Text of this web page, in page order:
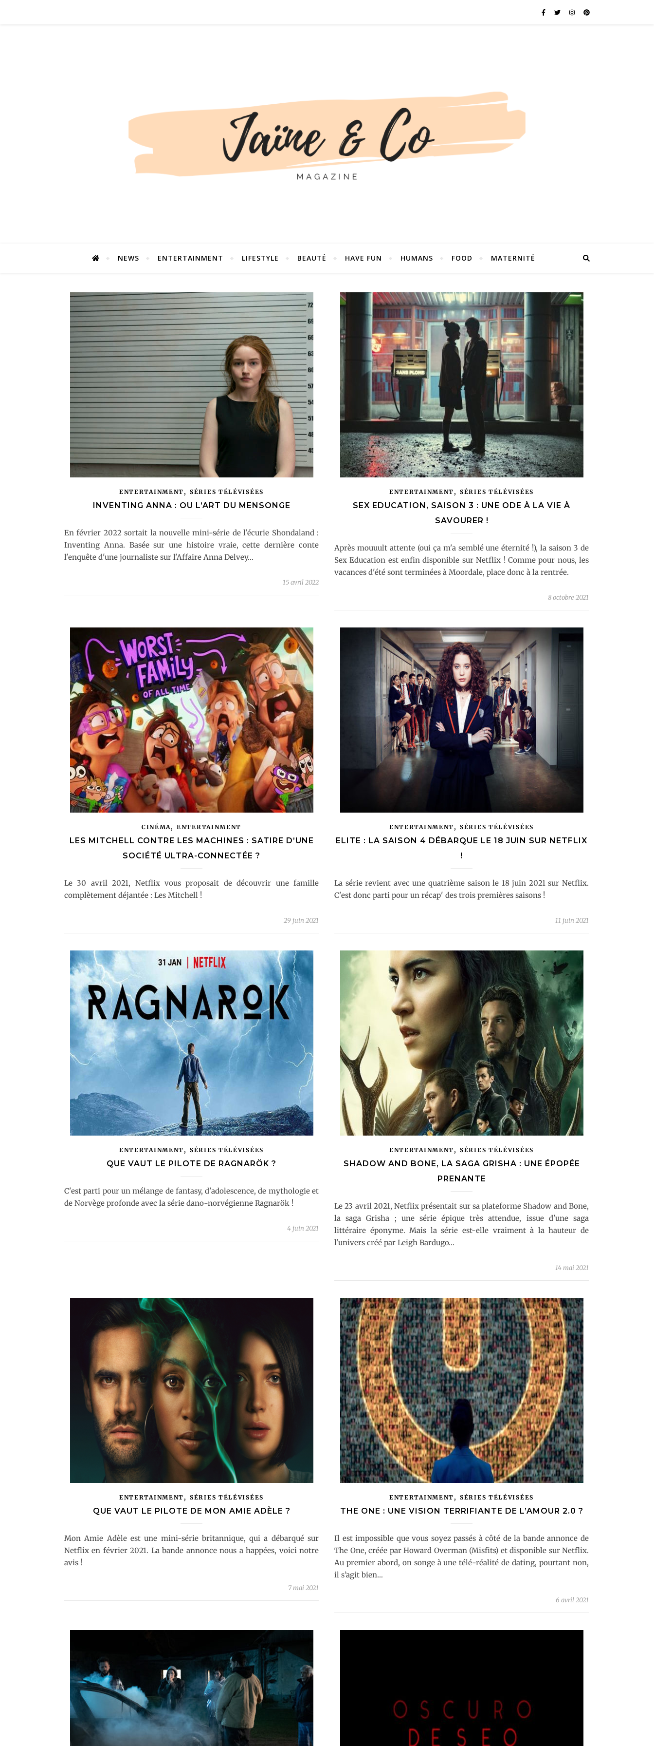
Be bold. Be brave. Be You.
NEWS ENTERTAINMENT LIFESTYLE BEAUTÉ HAVE FUN HUMANS FOOD MATERNITÉ
ENTERTAINMENT ,SÉRIES TÉLÉVISÉES
INVENTING ANNA : OU L’ART DU MENSONGE
En février 2022 sortait la nouvelle mini-série de l'écurie Shondaland :
Inventing Anna. Basée sur une histoire vraie, cette dernière conte
l'enquête d'une journaliste sur l'Affaire Anna Delvey...
15 avril 2022
ENTERTAINMENT ,SÉRIES TÉLÉVISÉES
SEX EDUCATION, SAISON 3 : UNE ODE À LA VIE À
SAVOURER !
Après mouuult attente (oui ça m'a semblé une éternité !), la saison 3 de
Sex Education est enfin disponible sur Netflix ! Comme pour nous, les
vacances d'été sont terminées à Moordale, place donc à la rentrée.
8 octobre 2021
CINÉMA,ENTERTAINMENT
LES MITCHELL CONTRE LES MACHINES : SATIRE D’UNE
SOCIÉTÉ ULTRA-CONNECTÉE ?
Le 30 avril 2021, Netflix vous proposait de découvrir une famille
complètement déjantée : Les Mitchell !
29 juin 2021
ENTERTAINMENT ,SÉRIES TÉLÉVISÉES
ELITE : LA SAISON 4 DÉBARQUE LE 18 JUIN SUR NETFLIX
!
La série revient avec une quatrième saison le 18 juin 2021 sur Netflix.
C'est donc parti pour un récap' des trois premières saisons !
11 juin 2021
ENTERTAINMENT ,SÉRIES TÉLÉVISÉES
QUE VAUT LE PILOTE DE RAGNARÖK ?
C'est parti pour un mélange de fantasy, d'adolescence, de mythologie et
de Norvège profonde avec la série dano-norvégienne Ragnarök !
4 juin 2021
ENTERTAINMENT ,SÉRIES TÉLÉVISÉES
SHADOW AND BONE, LA SAGA GRISHA : UNE ÉPOPÉE
PRENANTE
Le 23 avril 2021, Netflix présentait sur sa plateforme Shadow and Bone,
la saga Grisha ; une série épique très attendue, issue d'une saga
littéraire éponyme. Mais la série est-elle vraiment à la hauteur de
l'univers créé par Leigh Bardugo…
14 mai 2021
ENTERTAINMENT ,SÉRIES TÉLÉVISÉES
QUE VAUT LE PILOTE DE MON AMIE ADÈLE ?
Mon Amie Adèle est une mini-série britannique, qui a débarqué sur
Netflix en février 2021. La bande annonce nous a happées, voici notre
avis !
7 mai 2021
ENTERTAINMENT ,SÉRIES TÉLÉVISÉES
THE ONE : UNE VISION TERRIFIANTE DE L’AMOUR 2.0 ?
Il est impossible que vous soyez passés à côté de la bande annonce de
The One, créée par Howard Overman (Misfits) et disponible sur Netflix.
Au premier abord, on songe à une télé-réalité de dating, pourtant non,
il s’agit bien…
6 avril 2021